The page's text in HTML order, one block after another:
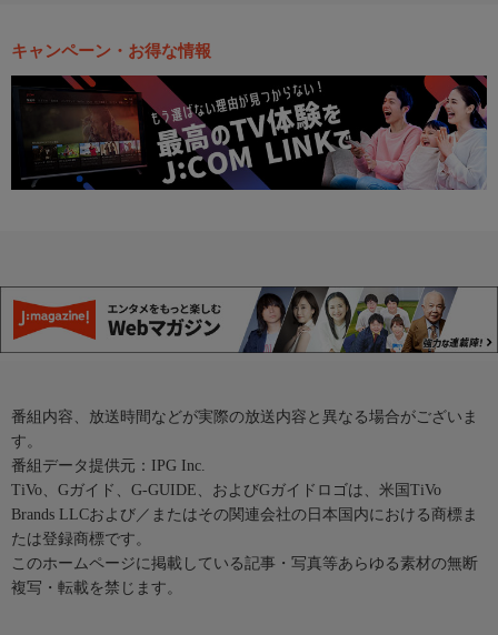
キャンペーン・お得な情報
番組内容、放送時間などが実際の放送内容と異なる場合がございま
す。
番組データ提供元：IPG Inc.
TiVo、Gガイド、G-GUIDE、およびGガイドロゴは、米国TiVo
Brands LLCおよび／またはその関連会社の日本国内における商標ま
たは登録商標です。
このホームページに掲載している記事・写真等あらゆる素材の無断
複写・転載を禁じます。